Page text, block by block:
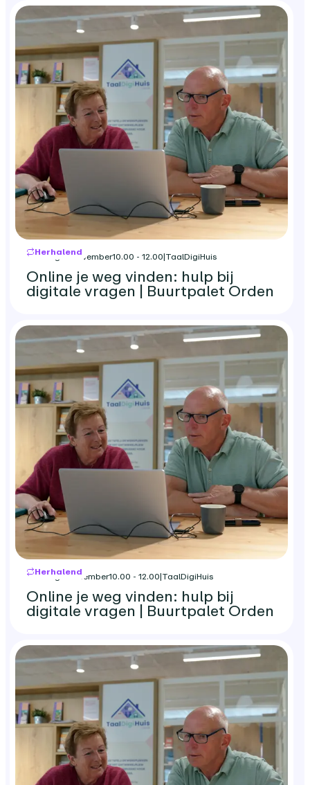
Herhalend
dinsdag 17 november10.00 - 12.00|TaalDigiHuis
Online je weg vinden: hulp bij
digitale vragen | Buurtpalet Orden
Herhalend
dinsdag 1 december10.00 - 12.00|TaalDigiHuis
Online je weg vinden: hulp bij
digitale vragen | Buurtpalet Orden